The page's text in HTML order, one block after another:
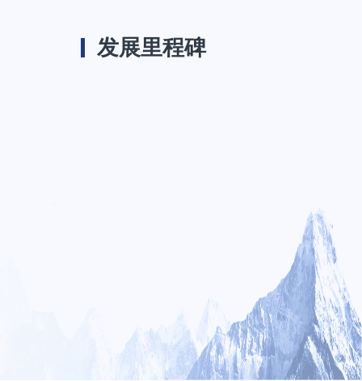
发展里程碑